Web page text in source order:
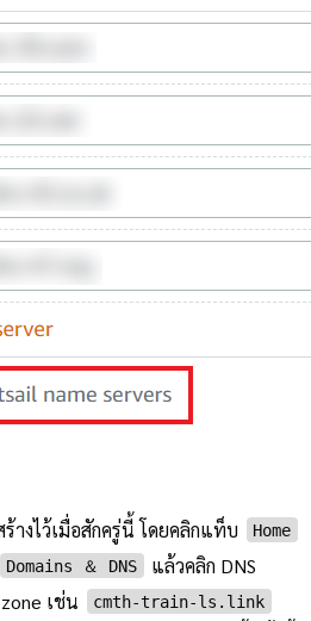
างไว้เมื่อสักครู่นี้ โดยคลิกแท็บ Home
Domains ＆ DNS
แล้วคลิก DNS
เช่น
cmth-train-ls.link